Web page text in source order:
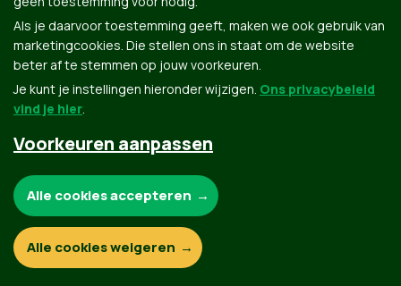
© Copyright Groen 2026 | Gemaakt metNationBuilder| Gebouwd door
Contact Privacybeleid
Als je daarvoor toestemming geeft, maken we ook gebruik van
marketingcookies. Die stellen ons in staat om de website
beter af te stemmen op jouw voorkeuren.
Je kunt je instellingen hieronder wijzigen. Ons privacybeleid
vind je hier.
Voorkeuren aanpassen
Functionele en analytische cookies:
Alle cookies accepteren
Alle cookies weigeren